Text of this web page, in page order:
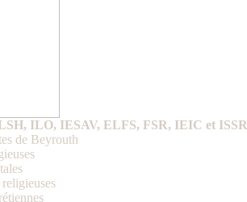
ILO, IESAV, ELFS, FSR, IEIC et ISSR
de Beyrouth